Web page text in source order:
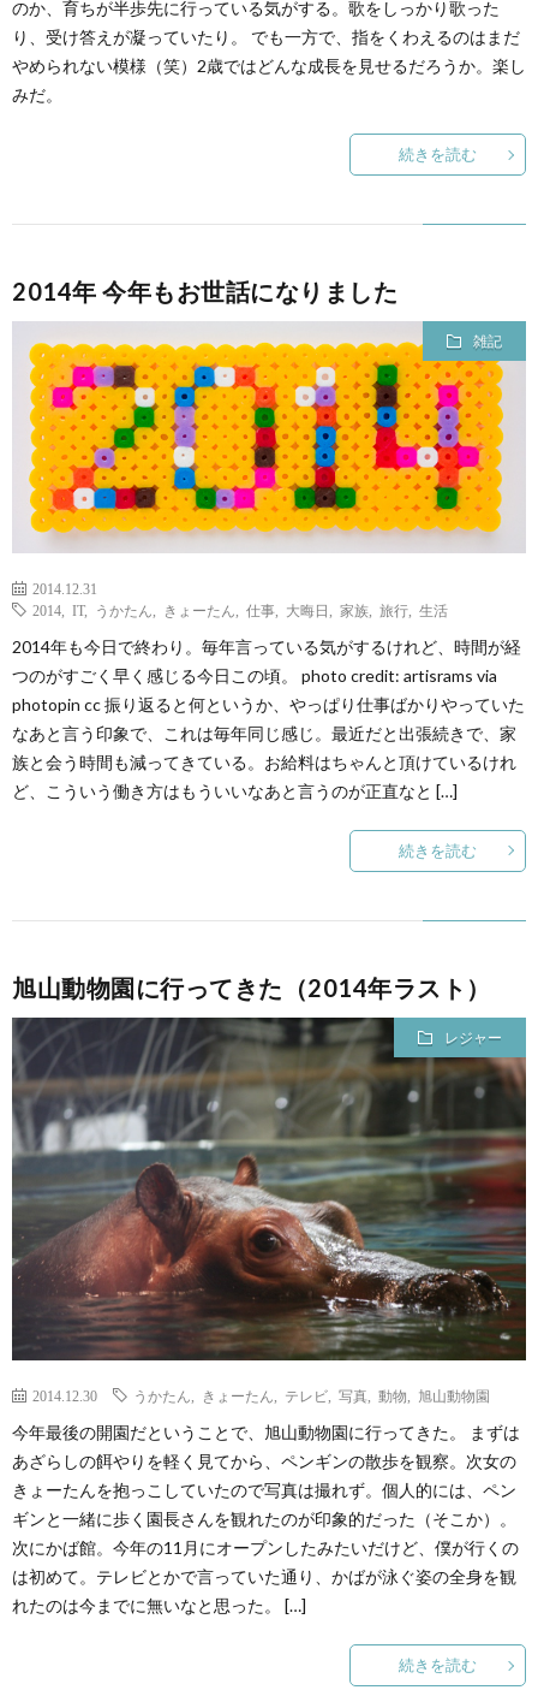
のか、育ちが半歩先に行っている気がする。歌をしっかり歌った
り、受け答えが凝っていたり。 でも一方で、指をくわえるのはまだ
やめられない模様（笑）2歳ではどんな成長を見せるだろうか。楽し
みだ。
続きを読む
2014年 今年もお世話になりました
雑記
2014.12.31
2014
IT, うかたん きょーたん 仕事 大晦日 家族 旅行 生活
2014年も今日で終わり。毎年言っている気がするけれど、時間が経
つのがすごく早く感じる今日この頃。 photo credit: artisrams via
photopin cc 振り返ると何というか、やっぱり仕事ばかりやっていた
なあと言う印象で、これは毎年同じ感じ。最近だと出張続きで、家
族と会う時間も減ってきている。お給料はちゃんと頂けているけれ
ど、こういう働き方はもういいなあと言うのが正直なと […]
続きを読む
旭山動物園に行ってきた（2014年ラスト）
レジャー
2014.12.30 うかたん きょーたん テレビ 写真 動物 旭山動物園
今年最後の開園だということで、旭山動物園に行ってきた。 まずは
あざらしの餌やりを軽く見てから、ペンギンの散歩を観察。次女の
きょーたんを抱っこしていたので写真は撮れず。個人的には、ペン
ギンと一緒に歩く園長さんを観れたのが印象的だった（そこか）。
次にかば館。今年の11月にオープンしたみたいだけど、僕が行くの
は初めて。テレビとかで言っていた通り、かばが泳ぐ姿の全身を観
れたのは今までに無いなと思った。 […]
続きを読む